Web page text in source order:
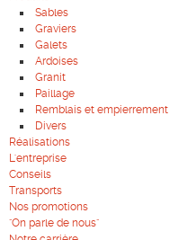
Sables
Graviers
Galets
Ardoises
Granit
Paillage
Remblais et empierrement
Divers
Réalisations
L'entreprise
Conseils
Transports
Nos promotions
"On parle de nous"